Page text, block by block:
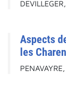
Aspects
les